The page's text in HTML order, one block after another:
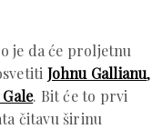
je da će proljetnu
Johnu Gallianu,
. Bit će to prvi
čitavu širinu